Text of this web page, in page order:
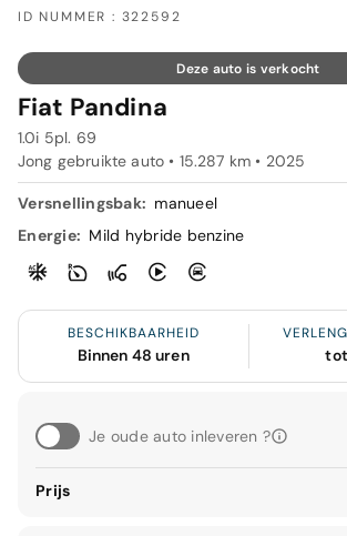
ID NUMMER : 322592
Deze auto is verkocht
Fiat Pandina
1.0i 5pl. 69
Jong gebruikte auto • 15.287 km • 2025
Versnellingsbak: manueel
Energie: Mild hybride benzine
BESCHIKBAARHEID
Binnen 48 uren
Je oude auto inleveren ?
Prijs